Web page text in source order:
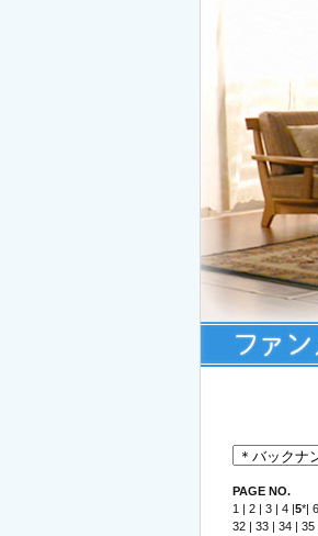
PAGE NO.
1 | 2 | 3 | 4 |5*| 6
32 | 33 | 34 | 35